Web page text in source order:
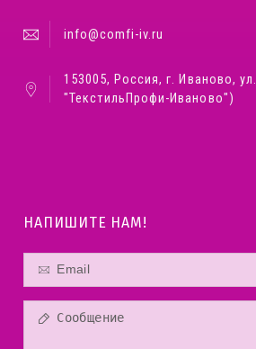
info@comfi-iv.ru
153005, Россия, г. Иваново,
"ТекстильПрофи-Иваново")
НАПИШИТЕ НАМ!